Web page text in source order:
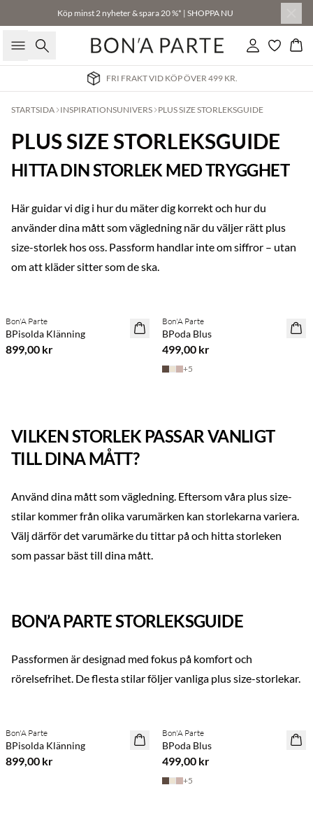
Köp minst 2 nyheter & spara 20 %* | SHOPPA NU
Sök Logga in
FRI FRAKT VID KÖP ÖVER 499 KR.
STARTSIDA INSPIRATIONSUNIVERS PLUS SIZE STORLEKSGUIDE
PLUS SIZE STORLEKSGUIDE
HITTA DIN STORLEK MED TRYGGHET
Här guidar vi dig i hur du mäter dig korrekt och hur du
använder dina mått som vägledning när du väljer rätt plus
size-storlek hos oss. Passform handlar inte om siffror – utan
om att kläder sitter som de ska.
NYHET
Bon'A Parte
BPisolda Klänning
899,00 kr
NYHET
Bon'A Parte
BPoda Blus
499,00 kr
+5
VILKEN STORLEK PASSAR VANLIGT
TILL DINA MÅTT?
Använd dina mått som vägledning. Eftersom våra plus size-
stilar kommer från olika varumärken kan storlekarna variera.
Välj därför det varumärke du tittar på och hitta storleken
som passar bäst till dina mått.
BON’A PARTE STORLEKSGUIDE
Passformen är designad med fokus på komfort och
rörelsefrihet. De flesta stilar följer vanliga plus size-storlekar.
NYHET
Bon'A Parte
BPisolda Klänning
899,00 kr
NYHET
Bon'A Parte
BPoda Blus
499,00 kr
+5